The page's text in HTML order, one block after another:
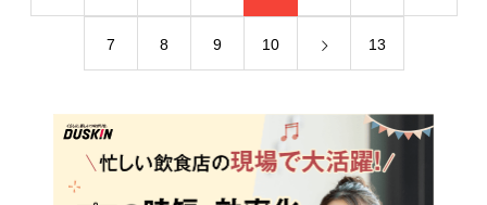
7 8 9 10 13